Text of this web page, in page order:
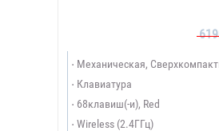
619
Механическая,
Клавиатура
68клавиш(-и), Red
Wireless (2.4ГГц)